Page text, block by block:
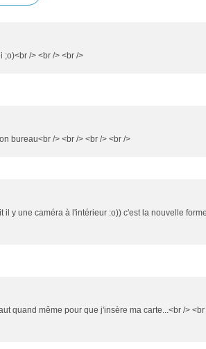
;o)<br /> <br /> <br />
bureau<br /> <br /> <br /> <br />
il y une caméra à l'intérieur :o)) c'est la nouvelle
quand même pour que j'insère ma carte...<br /> <br